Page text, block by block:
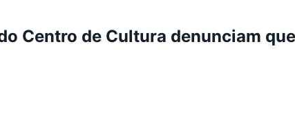
Centro de Cultura denunciam